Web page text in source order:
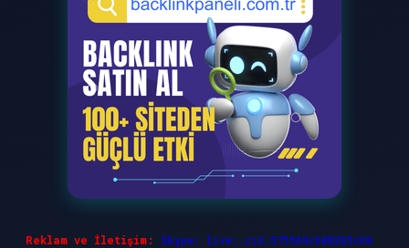
Reklam ve İletişim: Skype: live:.cid.575569c608265c69